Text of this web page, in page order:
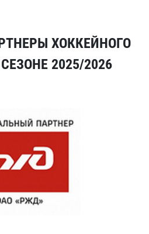
ХОККЕЙНОГО
2025/2026